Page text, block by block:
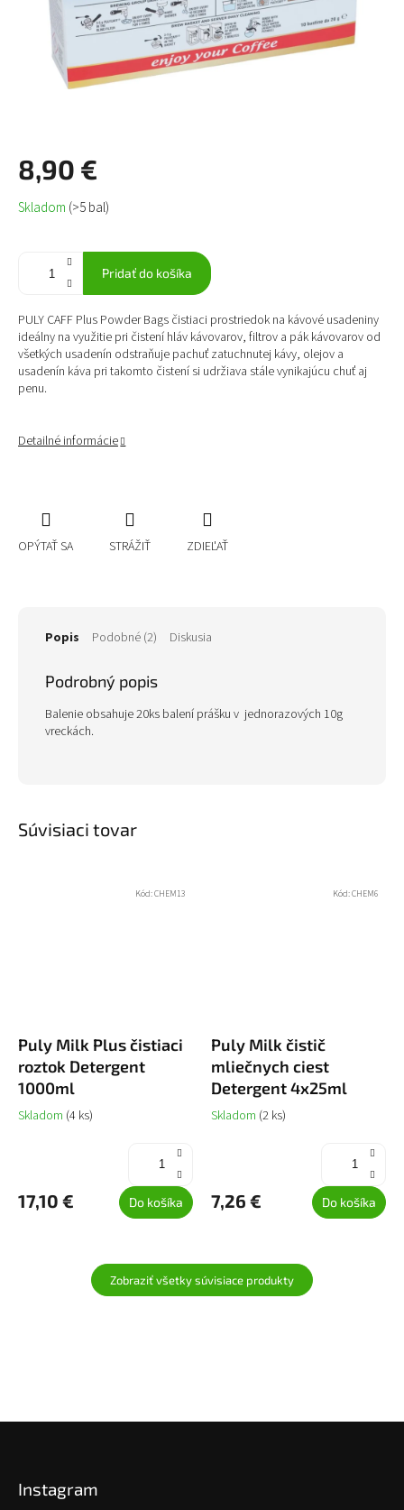
8,90 €
Jednotková
cena:
Skladom (>5 bal)
Pridať do košíka
PULY CAFF Plus Powder Bags čistiaci prostriedok na kávové usadeniny
ideálny na využitie pri čistení hláv kávovarov, filtrov a pák kávovarov od
všetkých usadenín odstraňuje pachuť zatuchnutej kávy, olejov a
usadenín káva pri takomto čistení si udržiava stále vynikajúcu chuť aj
penu.
Detailné informácie
OPÝTAŤ SA STRÁŽIŤ ZDIEĽAŤ
Popis Podobné (2) Diskusia
Podrobný popis
Balenie obsahuje 20ks balení prášku v jednorazových 10g
vreckách.
Súvisiaci tovar
Puly Milk Plus čistiaci
roztok Detergent
1000ml
Skladom (4 ks)
17,10 € Do košíka
Kód:CHEM13
Puly Milk čistič
mliečnych ciest
Detergent 4x25ml
Skladom (2 ks)
7,26 € Do košíka
Kód:CHEM6
Zobraziť všetky súvisiace produkty
Instagram